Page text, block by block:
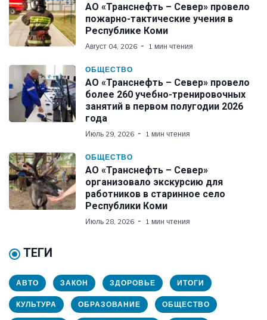
АО «Транснефть – Север» провело
пожарно-тактические учения в
Республике Коми
Август 04, 2026 1 мин чтения
ОБЩЕСТВО
АО «Транснефть – Север» провело
более 260 учебно-тренировочных
занятий в первом полугодии 2026
года
Июль 29, 2026 1 мин чтения
ОБЩЕСТВО
АО «Транснефть – Север»
организовало экскурсию для
работников в старинное село
Республики Коми
Июль 28, 2026 1 мин чтения
ТЕГИ
АВТО ЗАКОН ЗДОРОВЬЕ ИТОГИ
КУЛЬТУРА ОБРАЗОВАНИЕ ОБЩЕСТВО